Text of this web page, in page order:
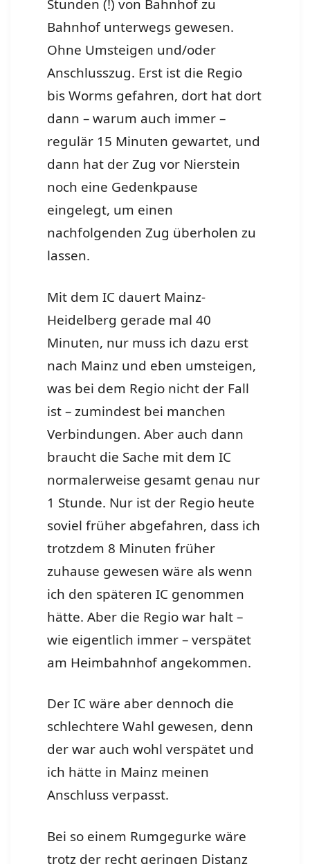
Stunden (!) von Bahnhof zu
Bahnhof unterwegs gewesen.
Ohne Umsteigen und/oder
Anschlusszug. Erst ist die Regio
bis Worms gefahren, dort hat dort
dann – warum auch immer –
regulär 15 Minuten gewartet, und
dann hat der Zug vor Nierstein
noch eine Gedenkpause
eingelegt, um einen
nachfolgenden Zug überholen zu
lassen.
Mit dem IC dauert Mainz-
Heidelberg gerade mal 40
Minuten, nur muss ich dazu erst
nach Mainz und eben umsteigen,
was bei dem Regio nicht der Fall
ist – zumindest bei manchen
Verbindungen. Aber auch dann
braucht die Sache mit dem IC
normalerweise gesamt genau nur
1 Stunde. Nur ist der Regio heute
soviel früher abgefahren, dass ich
trotzdem 8 Minuten früher
zuhause gewesen wäre als wenn
ich den späteren IC genommen
hätte. Aber die Regio war halt –
wie eigentlich immer – verspätet
am Heimbahnhof angekommen.
Der IC wäre aber dennoch die
schlechtere Wahl gewesen, denn
der war auch wohl verspätet und
ich hätte in Mainz meinen
Anschluss verpasst.
Bei so einem Rumgegurke wäre
trotz der recht geringen Distanz